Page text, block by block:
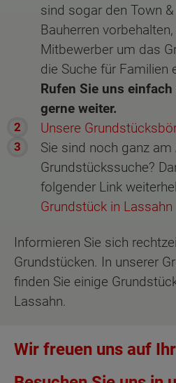
sind sogar den Town
Bauherren
Mitbewerber um das
die Suche für Familien
Rufen Sie uns
gerne weiter.
Unsere
Sie sind noch ganz am
Grundstückssuche?
folgender Link
Grundstück in Lassahn
Informieren Sie sich
Grundstücken. In unserer
finden Sie einige
Lassahn.
Wir freuen uns auf